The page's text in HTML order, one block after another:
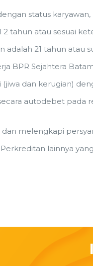
status
tahun atau sesuai
adalah 21 tahun atau
BPR Sejahtera
dan kerugian)
autodebet pada
dan melengkapi
lainnya